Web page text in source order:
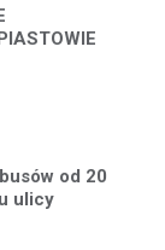
od 20
ulicy